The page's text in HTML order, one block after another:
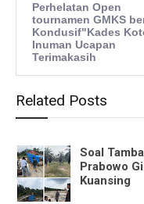
Perhelatan Open
tournamen GMKS
Kondusif"Kades
Inuman Ucapan
Terimakasih
Related Posts
Soal
Prabowo
Kuansing